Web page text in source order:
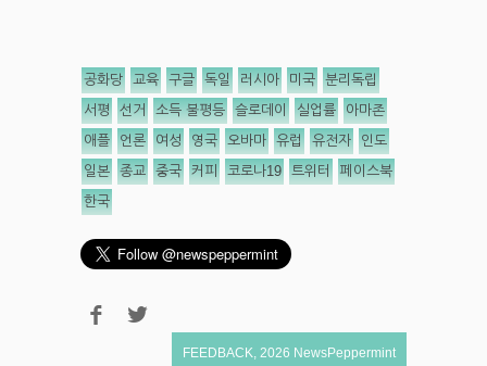
공화당 교육 구글 독일 러시아 미국 분리독립
서평 선거 소득 불평등 슬로데이 실업률 아마존
애플 언론 여성 영국 오바마 유럽 유전자 인도
일본 종교 중국 커피 코로나19 트위터 페이스북
한국
FEEDBACK 2026 NewsPeppermint